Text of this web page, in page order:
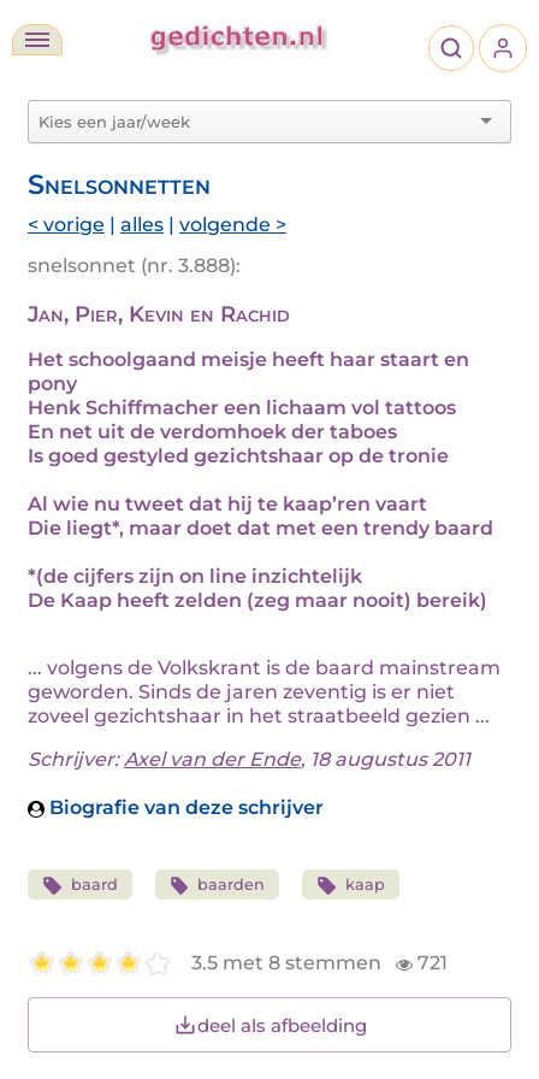
Snelsonnetten
< vorige | alles | volgende >
snelsonnet (nr. 3.888):
Jan, Pier, Kevin en Rachid
Het schoolgaand meisje heeft haar staart en
pony
Henk Schiffmacher een lichaam vol tattoos
En net uit de verdomhoek der taboes
Is goed gestyled gezichtshaar op de tronie
Al wie nu tweet dat hij te kaap’ren vaart
Die liegt*, maar doet dat met een trendy baard
*(de cijfers zijn on line inzichtelijk
De Kaap heeft zelden (zeg maar nooit) bereik)
... volgens de Volkskrant is de baard mainstream
geworden. Sinds de jaren zeventig is er niet
zoveel gezichtshaar in het straatbeeld gezien ...
Schrijver:Axel van der Ende, 18 augustus 2011
Biografie van deze schrijver
baard baarden kaap
3.5 met 8 stemmen 721
deel als afbeelding